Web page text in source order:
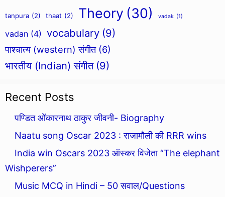
tanpura (2) thaat (2) Theory (30) vadak (1)
vadan (4) vocabulary (9)
पाश्चात्य (western) संगीत (6)
भारतीय (Indian) संगीत (9)
Recent Posts
पण्डित ओंकारनाथ ठाकुर जीवनी- Biography
Naatu song Oscar 2023 : राजामौली की RRR wins
India win Oscars 2023 ऑस्कर विजेता “The elephant
Wishperers”
Music MCQ in Hindi – 50 सवाल/Questions